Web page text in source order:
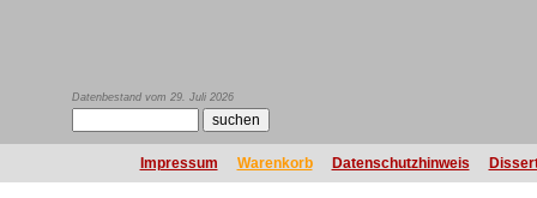
Datenbestand vom 29. Juli 2026
Impressum Warenkorb Datenschutzhinweis